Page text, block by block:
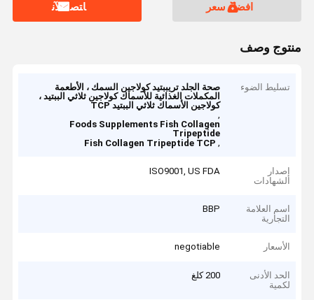
افضل سعر ﺎﺘﺼﻟ ﺍﻶﻧ
منتوج وصف
تسليط الضوء
صحة الجلد تريببتيد كولاجين السمك ، الأطعمة
المكملات الغذائية للأسماك كولاجين ثلاثي الببتيد ،
كولاجين الأسماك ثلاثي الببتيد TCP
,
Foods Supplements Fish Collagen
Tripeptide
,
Fish Collagen Tripeptide TCP
إصدار
الشهادات
ISO9001, US FDA
اسم العلامة
التجارية
BBP
الأسعار negotiable
الحد الأدنى
لكمية
200 كلغ